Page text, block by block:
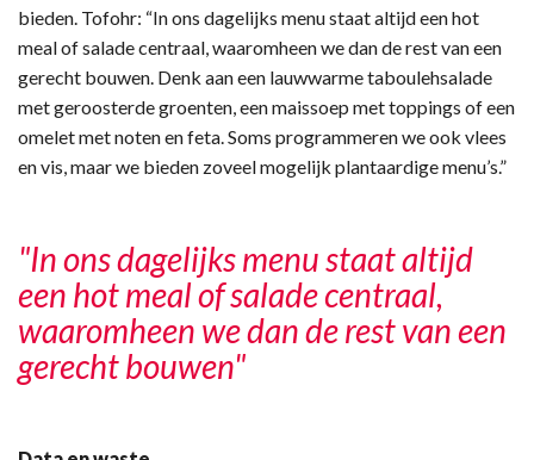
bieden. Tofohr: “In ons dagelijks menu staat altijd een hot
meal of salade centraal, waaromheen we dan de rest van een
gerecht bouwen. Denk aan een lauwwarme taboulehsalade
met geroosterde groenten, een maissoep met toppings of een
omelet met noten en feta. Soms programmeren we ook vlees
en vis, maar we bieden zoveel mogelijk plantaardige menu’s.”
"In ons dagelijks menu staat altijd
een hot meal of salade centraal,
waaromheen we dan de rest van een
gerecht bouwen"